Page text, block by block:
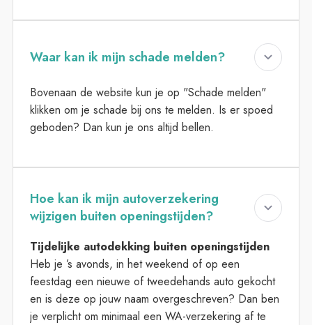
Waar kan ik mijn schade melden?
Bovenaan de website kun je op "Schade melden"
klikken om je schade bij ons te melden. Is er spoed
geboden? Dan kun je ons altijd bellen.
Hoe kan ik mijn autoverzekering
wijzigen buiten openingstijden?
Tijdelijke autodekking buiten openingstijden
Heb je ’s avonds, in het weekend of op een
feestdag een nieuwe of tweedehands auto gekocht
en is deze op jouw naam overgeschreven? Dan ben
je verplicht om minimaal een WA-verzekering af te